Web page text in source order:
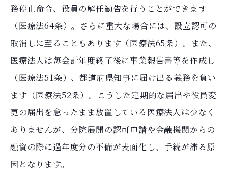
務停止命令、役員の解任勧告を行うことができます
（医療法64条）。さらに重大な場合には、設立認可の
取消しに至ることもあります（医療法65条）。また、
医療法人は毎会計年度終了後に事業報告書等を作成し
（医療法51条）、都道府県知事に届け出る義務を負い
ます（医療法52条）。こうした定期的な届出や役員変
更の届出を怠ったまま放置している医療法人は少なく
ありませんが、分院展開の認可申請や金融機関からの
融資の際に過年度分の不備が表面化し、手続が滞る原
因となります。